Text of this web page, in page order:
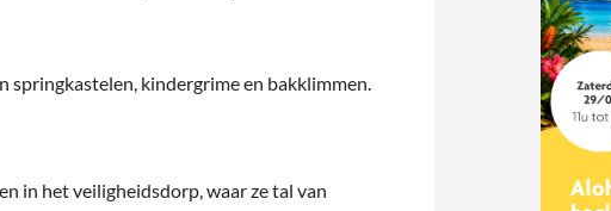
springkastelen, kindergrime en bakklimmen.
in het veiligheidsdorp, waar ze tal van